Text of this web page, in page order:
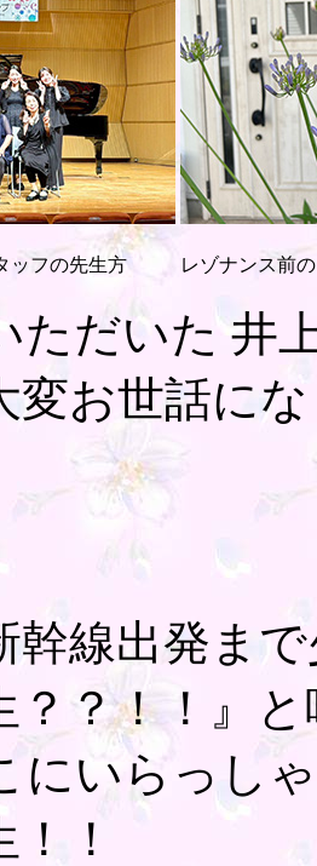
ッフの先生方 レゾナンス前
ただいた 井
変お世話に
幹線出発ま
？？！！』
にいらっし
！